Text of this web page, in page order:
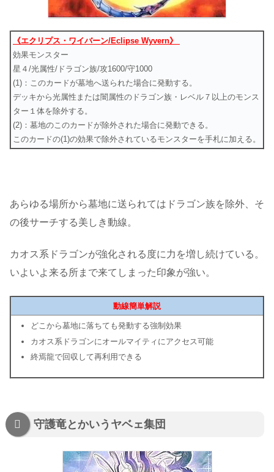
《エクリプス・ワイバーン/Eclipse Wyvern》
効果モンスター
星４/光属性/ドラゴン族/攻1600/守1000
(1)：このカードが墓地へ送られた場合に発動する。
デッキから光属性または闇属性のドラゴン族・レベル７以上のモンス
ター１体を除外する。
(2)：墓地のこのカードが除外された場合に発動できる。
このカードの(1)の効果で除外されているモンスターを手札に加える。
あらゆる場所から墓地に送られてはドラゴン族を除外、そ
の後サーチする美しき動線。
カオス系ドラゴンが強化される度に力を増し続けている。
いよいよ来る所まで来てしまった印象が強い。
動線簡単解説
どこから墓地に落ちても発動する強制効果
カオス系ドラゴンにオールマイティにアクセス可能
終焉龍で回収して再利用できる
守護竜とかいうヤベェ集団